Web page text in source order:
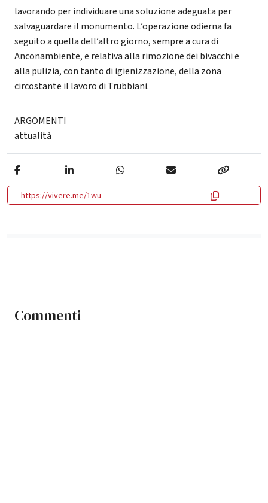
lavorando per individuare una soluzione adeguata per
salvaguardare il monumento. L’operazione odierna fa
seguito a quella dell’altro giorno, sempre a cura di
Anconambiente, e relativa alla rimozione dei bivacchi e
alla pulizia, con tanto di igienizzazione, della zona
circostante il lavoro di Trubbiani.
ARGOMENTI
attualità
https://vivere.me/1wu
Commenti